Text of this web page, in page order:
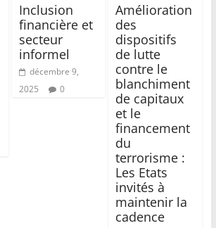
Inclusion
financière et
secteur
informel
décembre 9,
2025
0
Amélioration
des
dispositifs
de lutte
contre le
blanchiment
de capitaux
et le
financement
du
terrorisme :
Les Etats
invités à
maintenir la
cadence